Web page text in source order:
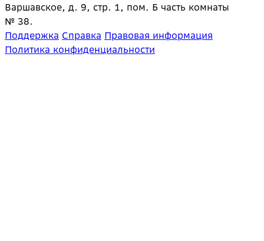
Варшавское, д. 9, стр. 1, пом. Б часть комнаты
№ 38.
Поддержка Справка Правовая информация
Политика конфиденциальности